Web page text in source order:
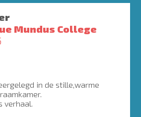
Mundus College
in de stille,warme
verhaal.